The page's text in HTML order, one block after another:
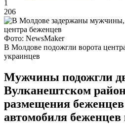
1
206
Фото: NewsMaker
В Молдове подожгли ворота
украинцев
Мужчины подожгли
Вулканештском
размещения
автомобиля